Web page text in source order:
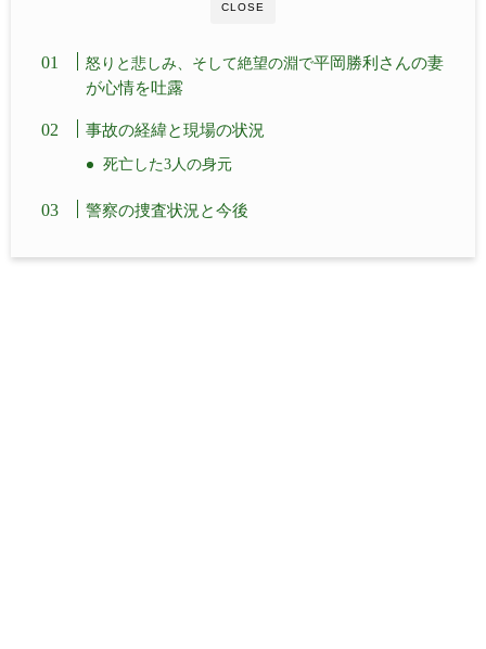
CLOSE
怒りと悲しみ、そして絶望の淵で平岡勝利さんの妻
が心情を吐露
事故の経緯と現場の状況
死亡した3人の身元
警察の捜査状況と今後